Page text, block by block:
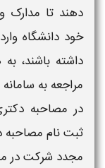
دهند تا مدارک
خود دانشگاه
داشته باشند،
مراجعه به
در مصاحبه
ثبت نام مصاحبه
مجدد شرکت در